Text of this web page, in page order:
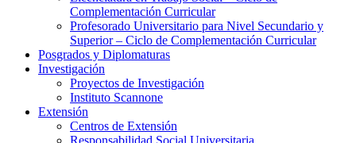
Complementación Curricular
Profesorado Universitario para Nivel Secundario y
Superior – Ciclo de Complementación Curricular
Posgrados y Diplomaturas
Investigación
Proyectos de Investigación
Instituto Scannone
Extensión
Centros de Extensión
Responsabilidad Social Universitaria